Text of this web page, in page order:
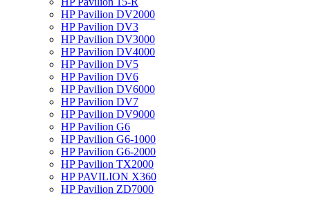
HP Pavilion DV2000
HP Pavilion DV3
HP Pavilion DV3000
HP Pavilion DV4000
HP Pavilion DV5
HP Pavilion DV6
HP Pavilion DV6000
HP Pavilion DV7
HP Pavilion DV9000
HP Pavilion G6
HP Pavilion G6-1000
HP Pavilion G6-2000
HP Pavilion TX2000
HP PAVILION X360
HP Pavilion ZD7000